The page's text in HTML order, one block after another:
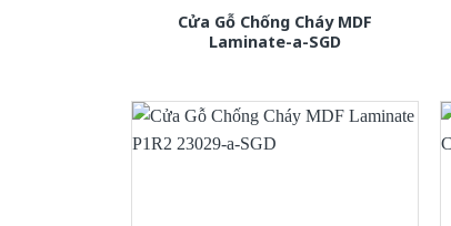
Cửa Gỗ Chống Cháy MDF
Laminate-a-SGD